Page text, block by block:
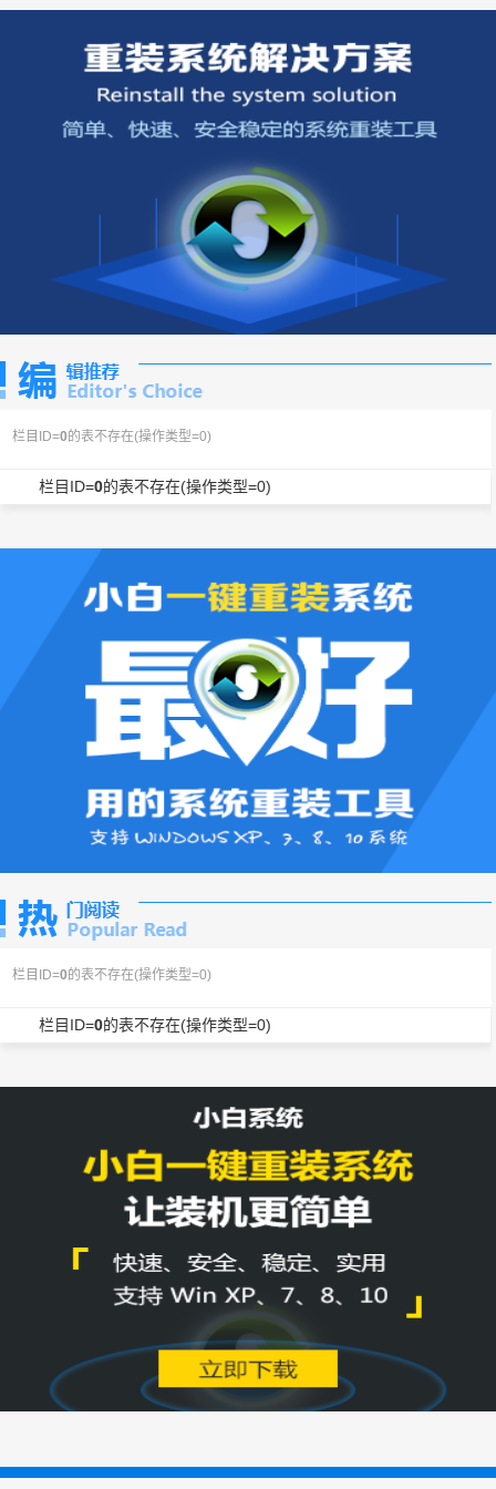
栏目ID=0的表不存在(操作类型=0)
栏目ID=0的表不存在(操作类型=0)
栏目ID=0的表不存在(操作类型=0)
栏目ID=0的表不存在(操作类型=0)